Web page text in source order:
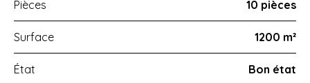
Pièces 10 pièces
Surface 1200 m²
État Bon état